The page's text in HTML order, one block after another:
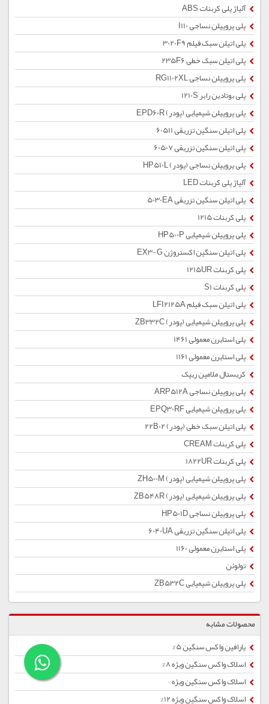
آلیاژ پلی کربنات ABS
پلی پروپیلن نساجی I110
پلی اتیلن سبک فیلم 3020F9
پلی اتیلن سبک خطی 235F6
پلی پروپیلن نساجی RG1102XL
پلی بوتادین رابر 1210S
پلی پروپیلن شیمیایی (پودر) EPD60R
پلی اتیلن سنگین تزریقی 60511
پلی اتیلن سنگین تزریقی 60507
پلی پروپیلن نساجی (پودر) HP510L
آلیاژ پلی کربنات LED
پلی اتیلن سنگین تزریقی 5030EA
پلی کربنات 1215
پلی پروپیلن شیمیایی HP500P
پلی اتیلن سنگین اکستروژن EX3-G
پلی کربنات 1215UR
پلی کربنات S1
پلی اتیلن سبک فیلم LFI2125A
پلی پروپیلن شیمیایی (پودر) ZB332C
پلی استایرن معمولی 1461
پلی استایرن معمولی 1161
کریستال ملامین ریپک
پلی پروپیلن نساجی ARP512A
پلی پروپیلن شیمیایی EPQ30RF
پلی اتیلن سبک خطی (پودر) 22B02
پلی کربنات CREAM
پلی کربنات 1822UR
پلی پروپیلن شیمیایی (پودر) ZH500M
پلی پروپیلن شیمیایی (پودر) ZB548R
پلی پروپیلن نساجی HP501D
پلی اتیلن سنگین تزریقی 6040UA
پلی استایرن معمولی 1160
تولوئن
پلی پروپیلن شیمیایی ZB532C
محصولات مشابه
پارافین واکس سنگین 5%
اسلاک واکس سنگین ویژه 8%
اسلاک واکس سنگین ویژه
اسلاک واکس سنگین ویژه 12%